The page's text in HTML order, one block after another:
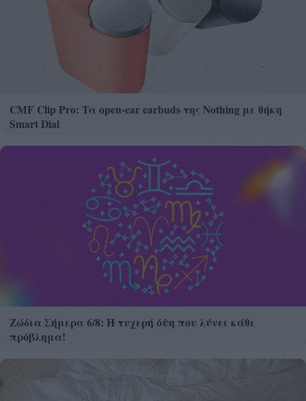
CMF Clip Pro: Τα open-ear earbuds της Nothing με θήκη
Smart Dial
Ζώδια Σήμερα 6/8: Η τυχερή όψη που λύνει κάθε
πρόβλημα!